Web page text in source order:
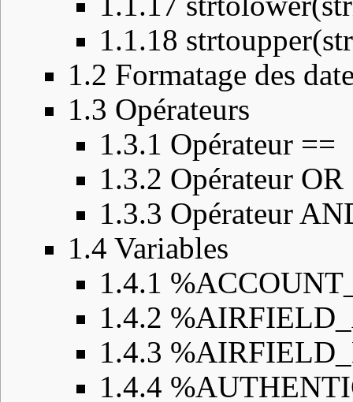
1.1.18
1.2 Formatage des
1.3 Opérateurs
1.3.1 Opérateur ==
1.3.2 Opérateur OR
1.3.3 Opérateur
1.4 Variables
1.4.1
1.4.2
1.4.3
1.4.4